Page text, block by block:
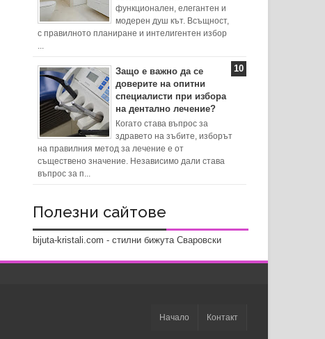
функционален, елегантен и
модерен душ кът. Всъщност,
с правилното планиране и интелигентен избор
Защо е важно да се
доверите на опитни
специалисти при избора
на дентално лечение?
Когато става въпрос за
здравето на зъбите, изборът
на правилния метод за лечение е от
съществено значение. Независимо дали става
въпрос за п...
Полезни сайтове
bijuta-kristali.com - стилни бижута Сваровски
Начало Контакт